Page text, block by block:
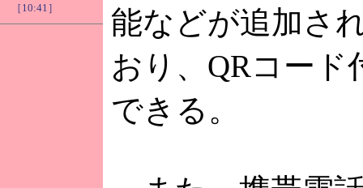
［10:41］
能などが追加さ
おり、QRコー
できる。